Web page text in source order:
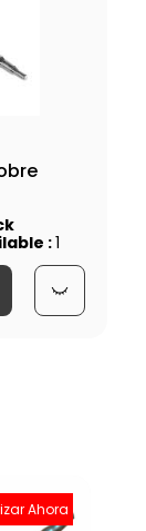
:1
Ahora